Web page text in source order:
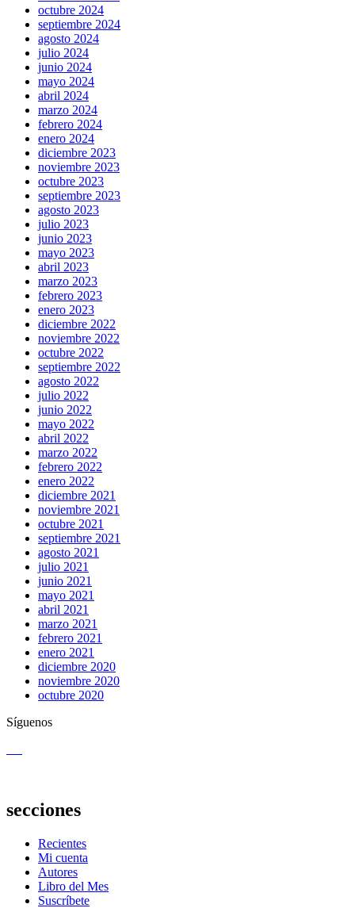
octubre 2024
septiembre 2024
agosto 2024
julio 2024
junio 2024
mayo 2024
abril 2024
marzo 2024
febrero 2024
enero 2024
diciembre 2023
noviembre 2023
octubre 2023
septiembre 2023
agosto 2023
julio 2023
junio 2023
mayo 2023
abril 2023
marzo 2023
febrero 2023
enero 2023
diciembre 2022
noviembre 2022
octubre 2022
septiembre 2022
agosto 2022
julio 2022
junio 2022
mayo 2022
abril 2022
marzo 2022
febrero 2022
enero 2022
diciembre 2021
noviembre 2021
octubre 2021
septiembre 2021
agosto 2021
julio 2021
junio 2021
mayo 2021
abril 2021
marzo 2021
febrero 2021
enero 2021
diciembre 2020
noviembre 2020
octubre 2020
Síguenos
secciones
Recientes
Mi cuenta
Autores
Libro del Mes
Suscríbete